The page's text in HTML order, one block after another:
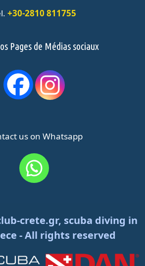
+30-2810 811755
Pages de Médias sociaux
us on Whatsapp
crete.gr, scuba diving in
- All rights reserved